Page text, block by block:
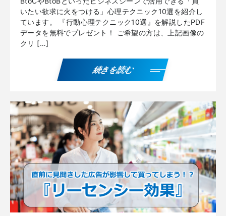
いたい欲求に火をつける」心理テクニック10選を紹介し
ています。 『行動心理テクニック10選』を解説したPDF
データを無料でプレゼント！ ご希望の方は、上記画像の
クリ […]
続きを読む